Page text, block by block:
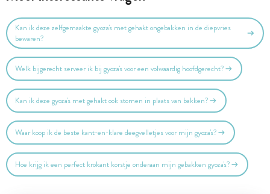
Kan ik deze zelfgemaakte gyoza's met gehakt ongebakken in de diepvries
bewaren?
Welk bijgerecht serveer ik bij gyoza's voor een volwaardig hoofdgerecht?
Kan ik deze gyoza's met gehakt ook stomen in plaats van bakken?
Waar koop ik de beste kant-en-klare deegvelletjes voor mijn gyoza's?
Hoe krijg ik een perfect krokant korstje onderaan mijn gebakken gyoza's?